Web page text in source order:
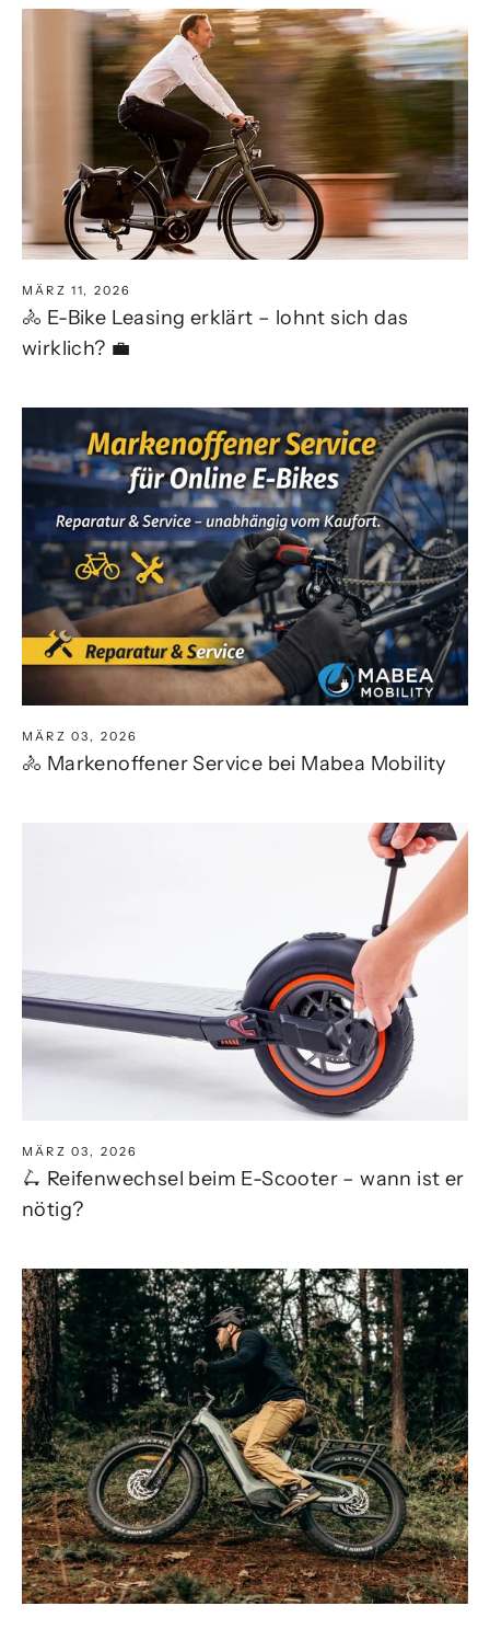
MÄRZ 11, 2026
🚴 E-Bike Leasing erklärt – lohnt sich das
wirklich? 💼
MÄRZ 03, 2026
🚴 Markenoffener Service bei Mabea Mobility
MÄRZ 03, 2026
🛴 Reifenwechsel beim E-Scooter – wann ist er
nötig?